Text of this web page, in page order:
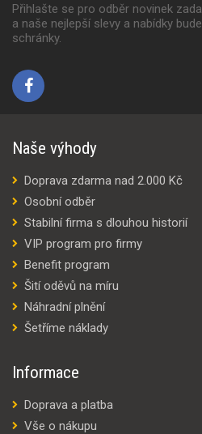
Přihlašte se pro odběr novinek
a naše nejlepší slevy a nabídky
schránky.
Naše výhody
Doprava zdarma nad 2.000 Kč
Osobní odběr
Stabilní firma s dlouhou historií
VIP program pro firmy
Benefit program
Šití oděvů na míru
Náhradní plnění
Šetříme náklady
Informace
Doprava a platba
Vše o nákupu